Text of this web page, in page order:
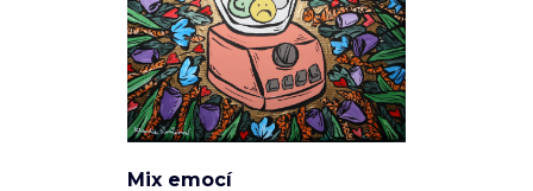
Mix emocí